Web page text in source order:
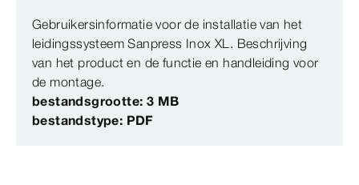
Gebruikersinformatie voor de installatie van het
leidingssysteem Sanpress Inox XL. Beschrijving
van het product en de functie en handleiding voor
de montage.
bestandsgrootte: 3 MB
bestandstype: PDF